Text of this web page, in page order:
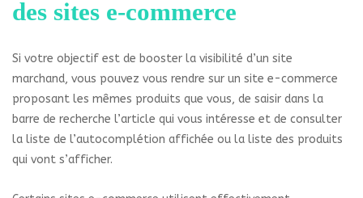
des sites e-commerce
Si votre objectif est de booster la visibilité d’un site
marchand, vous pouvez vous rendre sur un site e-commerce
proposant les mêmes produits que vous, de saisir dans la
barre de recherche l’article qui vous intéresse et de consulter
la liste de l’autocomplétion affichée ou la liste des produits
qui vont s’afficher.